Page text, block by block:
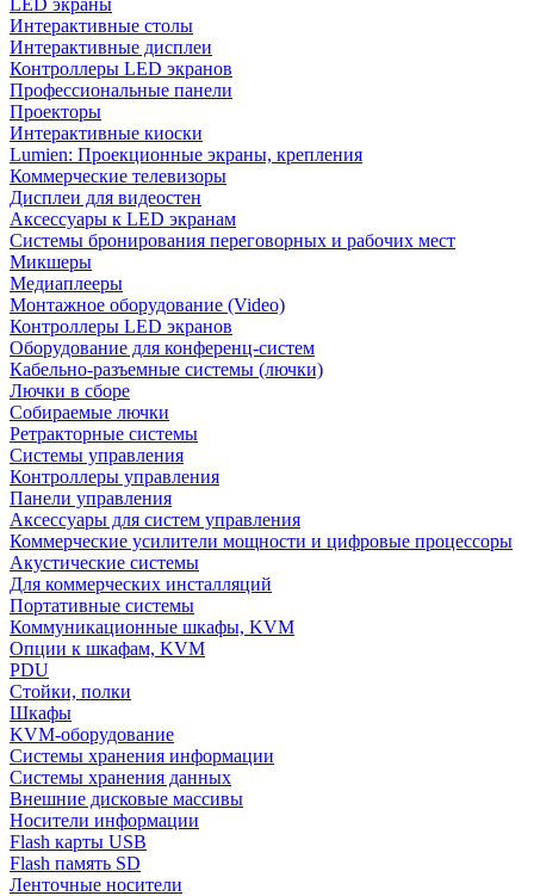
LED экраны
Интерактивные столы
Интерактивные дисплеи
Контроллеры LED экранов
Профессиональные панели
Проекторы
Интерактивные киоски
Lumien: Проекционные экраны, крепления
Коммерческие телевизоры
Дисплеи для видеостен
Аксессуары к LED экранам
Системы бронирования переговорных и рабочих мест
Микшеры
Медиаплееры
Монтажное оборудование (Video)
Контроллеры LED экранов
Оборудование для конференц-систем
Кабельно-разъемные системы (лючки)
Лючки в сборе
Собираемые лючки
Ретракторные системы
Системы управления
Контроллеры управления
Панели управления
Аксессуары для систем управления
Коммерческие усилители мощности и цифровые процессоры
Акустические системы
Для коммерческих инсталляций
Портативные системы
Коммуникационные шкафы, KVM
Опции к шкафам, KVM
PDU
Стойки, полки
Шкафы
KVM-оборудование
Системы хранения информации
Системы хранения данных
Внешние дисковые массивы
Носители информации
Flash карты USB
Flash память SD
Ленточные носители